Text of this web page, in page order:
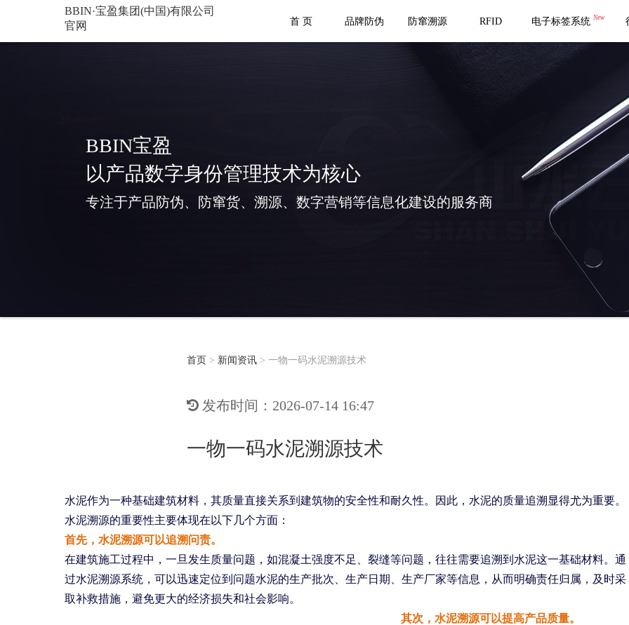
BBIN·宝盈集团(中国)有限公司
官网
首 页 品牌防伪 防窜溯源 RFID 电子标签系统 New
BBIN宝盈
以产品数字身份管理技术为核心
专注于产品防伪、防窜货、溯源、数字营销等信息化建设的服务商
首页 > 新闻资讯 > 一物一码水泥溯源技术
发布时间：2026-07-14 16:47
一物一码水泥溯源技术
水泥作为一种基础建筑材料，其质量直接关系到建筑物的安全性和耐久性。因此，水泥的质量追溯显得尤为重要。
水泥溯源的重要性主要体现在以下几个方面：
首先，水泥溯源可以追溯问责。
在建筑施工过程中，一旦发生质量问题，如混凝土强度不足、裂缝等问题，往往需要追溯到水泥这一基础材料。通
过水泥溯源系统，可以迅速定位到问题水泥的生产批次、生产日期、生产厂家等信息，从而明确责任归属，及时采
取补救措施，避免更大的经济损失和社会影响。
其次，水泥溯源可以提高产品质量。